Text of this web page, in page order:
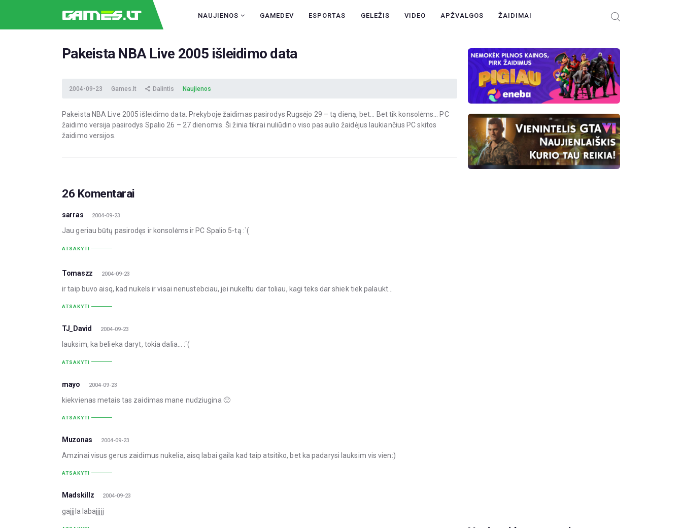
NAUJIENOS GAMEDEV ESPORTAS GELEŽIS VIDEO APŽVALGOS ŽAIDIMAI
NAUJIENOS
ESPORTAS
APŽVALGOS
Pakeista NBA Live 2005 išleidimo data
2004-09-23 Games.lt Dalintis Naujienos
Pakeista NBA Live 2005 išleidimo data. Prekyboje žaidimas pasirodys Rugsėjo 29 – tą dieną, bet… Bet tik konsolėms… PC
žaidimo versija pasirodys Spalio 26 – 27 dienomis. Ši žinia tikrai nuliūdino viso pasaulio žaidėjus laukiančius PC skitos
žaidimo versijos.
26 Komentarai
sarras 2004-09-23
Jau geriau būtų pasirodęs ir konsolėms ir PC Spalio 5-tą :`(
ATSAKYTI
Tomaszz 2004-09-23
ir taip buvo aisq, kad nukels ir visai nenustebciau, jei nukeltu dar toliau, kagi teks dar shiek tiek palaukt…
ATSAKYTI
TJ_David 2004-09-23
lauksim, ka belieka daryt, tokia dalia… :`(
ATSAKYTI
mayo 2004-09-23
kiekvienas metais tas zaidimas mane nudziugina 🙂
ATSAKYTI
Muzonas 2004-09-23
Amzinai visus gerus zaidimus nukelia, aisq labai gaila kad taip atsitiko, bet ka padarysi lauksim vis vien:)
ATSAKYTI
Madskillz 2004-09-23
gajjjla labajjjjj